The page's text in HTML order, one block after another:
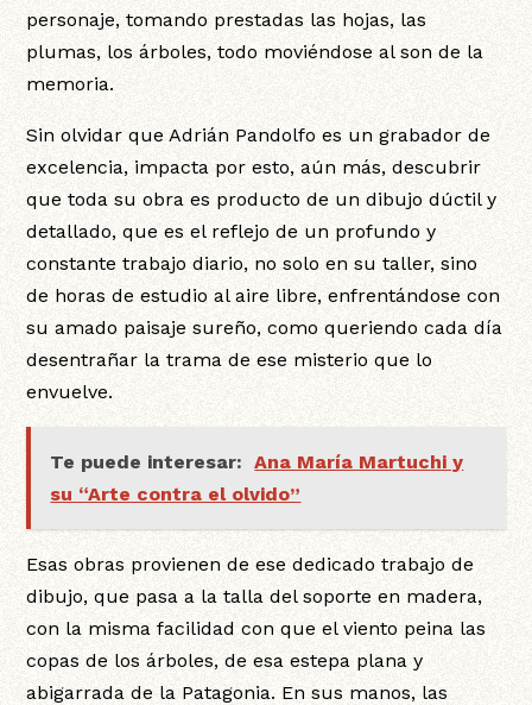
personaje, tomando prestadas las hojas, las
plumas, los árboles, todo moviéndose al son de la
memoria.
Sin olvidar que Adrián Pandolfo es un grabador de
excelencia, impacta por esto, aún más, descubrir
que toda su obra es producto de un dibujo dúctil y
detallado, que es el reflejo de un profundo y
constante trabajo diario, no solo en su taller, sino
de horas de estudio al aire libre, enfrentándose con
su amado paisaje sureño, como queriendo cada día
desentrañar la trama de ese misterio que lo
envuelve.
Te puede interesar:
Ana María Martuchi y
su “Arte contra el olvido”
Esas obras provienen de ese dedicado trabajo de
dibujo, que pasa a la talla del soporte en madera,
con la misma facilidad con que el viento peina las
copas de los árboles, de esa estepa plana y
abigarrada de la Patagonia. En sus manos, las